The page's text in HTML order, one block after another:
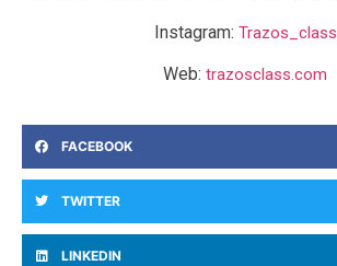
Instagram: Trazos_class
Web: trazosclass.com
FACEBOOK
TWITTER
LINKEDIN